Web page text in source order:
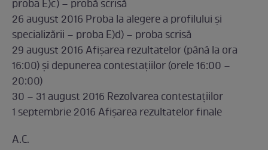
proba E)c) – probă scrisă
26 august 2016 Proba la alegere a profilului și
specializării – proba E)d) – proba scrisă
29 august 2016 Afișarea rezultatelor (până la ora
16:00) și depunerea contestațiilor (orele 16:00 –
20:00)
30 – 31 august 2016 Rezolvarea contestațiilor
1 septembrie 2016 Afișarea rezultatelor finale
A.C.